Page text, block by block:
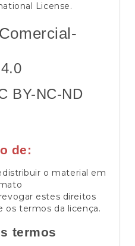
License.
BY-NC-ND
de:
o material em
estes direitos
os termos da licença.
termos